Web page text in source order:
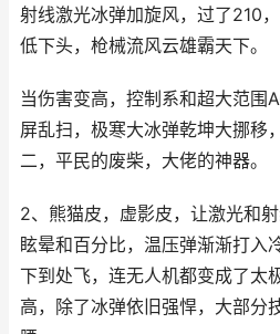
射线激光冰弹加旋风，过了210
低下头，枪械流风云雄霸天下。
当伤害变高，控制系和超大范围
屏乱扫，极寒大冰弹乾坤大挪移
二，平民的废柴，大佬的神器。
2、熊猫皮，虚影皮，让激光和
眩晕和百分比，温压弹渐渐打入
下到处飞，连无人机都变成了太
高，除了冰弹依旧强悍，大部分